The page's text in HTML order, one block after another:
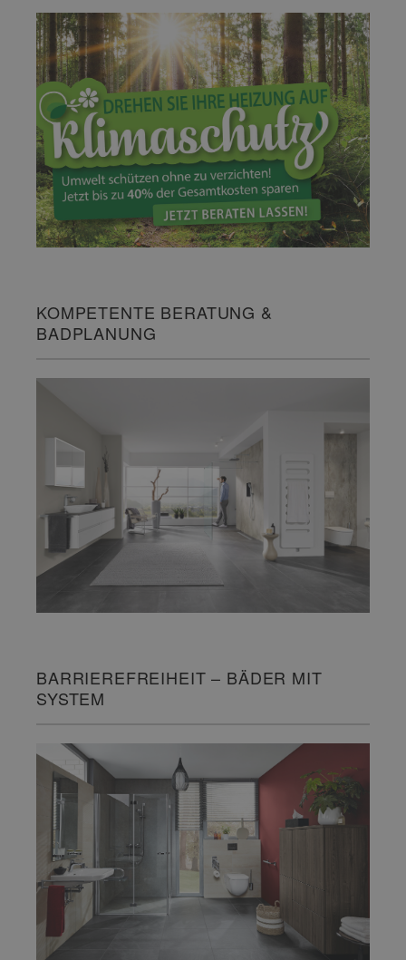
KOMPETENTE BERATUNG &
BADPLANUNG
BARRIEREFREIHEIT – BÄDER MIT
SYSTEM